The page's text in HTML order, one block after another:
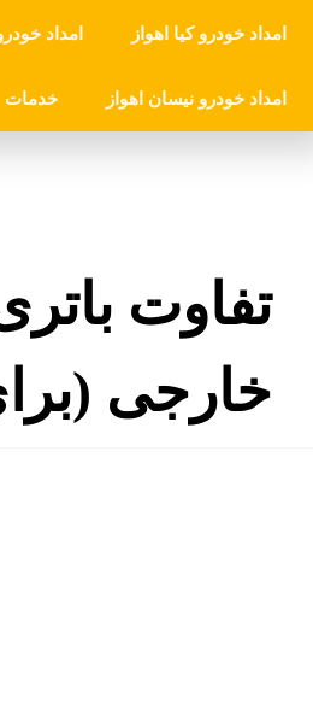
امداد خودرو کیا اهواز امداد
امداد خودرو نیسان اهواز خدمات
تفاوت
خارجی